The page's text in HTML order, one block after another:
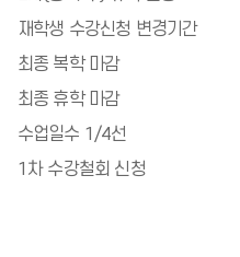
재학생 수강신청 변경기간
최종 복학 마감
최종 휴학 마감
수업일수 1/4선
1차 수강철회 신청